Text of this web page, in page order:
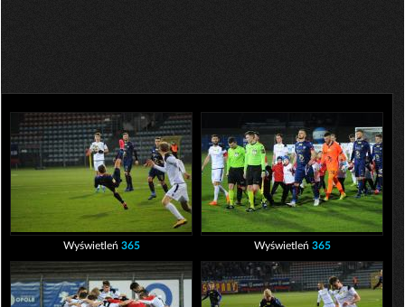
Wyświetleń 365 Wyświetleń 365